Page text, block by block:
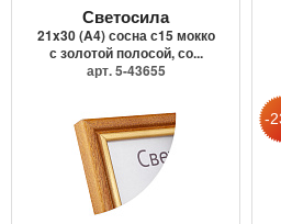
Светосила
21x30 (A4) сосна с15 мокко
с золотой полосой, со...
арт. 5-43655